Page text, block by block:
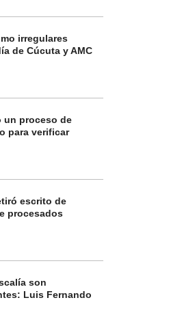
irregulares
de Cúcuta y AMC
un proceso de
para verificar
escrito de
procesados
son
Luis Fernando